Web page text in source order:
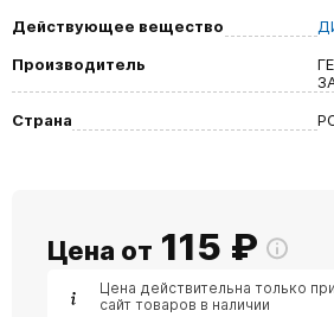
Действующее вещество
Производитель
Страна
Цена от 115 ₽
Цена действительна только
сайт товаров в наличии